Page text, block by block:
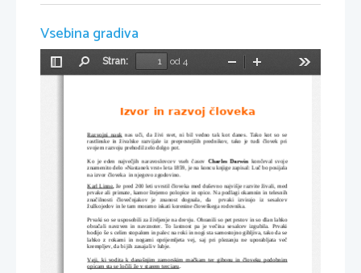
Vsebina gradiva
Preklopi
Stran:
od 4
Pomanjšaj
Izvor in razvoj človeka
Razvojni nauk nas uči, da živi svet, ni bil vedno tak kot danes. Tako kot so se
rastlinske in živalske razvijale iz preprostejših prednikov, tako je tudi človek pri
svojem razvoju prehodil zelo dolgo pot.
Ko je eden največjih naravoslovcev vseh časov Charles   Darwin končeval svoje
znamenito delo »Nastanek vrst« leta 1859, je na koncu knjige zapisal: Luč bo posijala
na izvor človeka  in njegovo zgodovino.
Karl Linne, že pred 200 leti uvrstil človeka med duševno najvišje razvite živali, med
prvake ali primate, kamor štejemo polopice in opice. Na podlagi okamnin in telesnih
značilnosti   človečnjakov   je   znanost   dognala,   da     prvaki   izvirajo   iz   sesalcev
žužkojedov in le tam moramo iskati korenine človeškega rodovnika.
Prvaki so se usposobili za življenje na drevju. Ohranili so pet prstov in so dlan lahko
obračali navzven in navznoter. To lastnost pa je večina sesalcev izgubila. Prvaki
hodijo še s celim stopalom in palec na roki in nogi sta samostojno gibljiva, tako da se
lahko z rokami in nogami oprijemljeta vej, saj pri plezanju ne uporabljata več
krempljev, da bi jih zasajali v lubje.
Veji, ki vodita k današnjim zamorskim mačkam ter gibonu in človeku podobnim
opicam sta se ločili že v starem terciaru.